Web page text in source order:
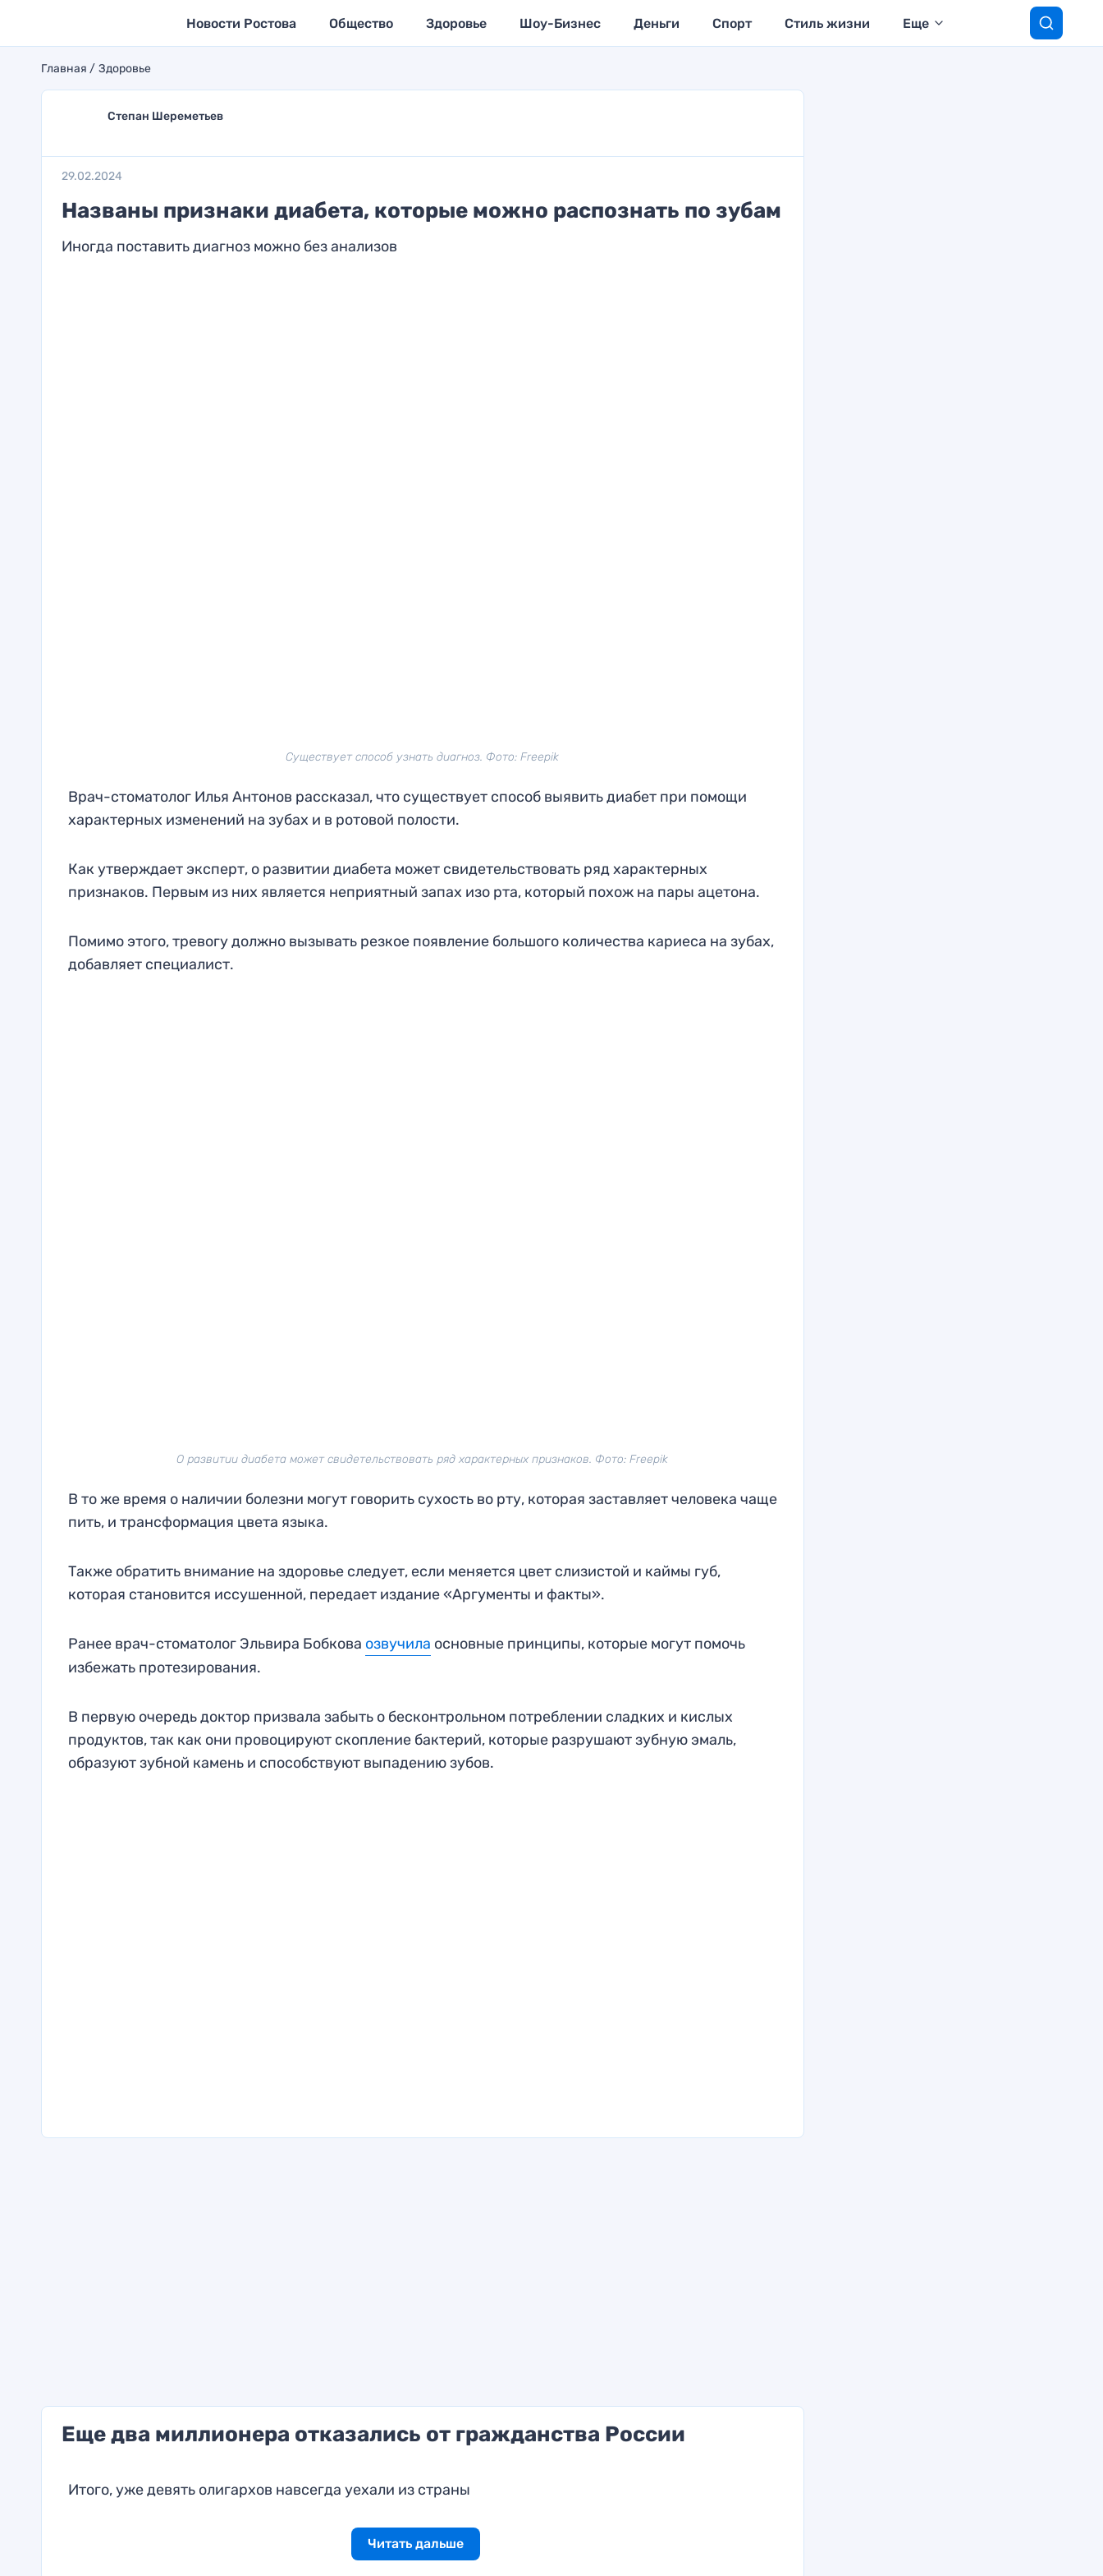
Новости Ростова Общество Здоровье Шоу-Бизнес Деньги Спорт Стиль жизни Еще
Главная Здоровье
Степан Шереметьев
29.02.2024
Названы признаки диабета, которые можно распознать по зубам
Иногда поставить диагноз можно без анализов
Cуществует способ узнать диагноз. Фото: Freepik
Врач-стоматолог Илья Антонов рассказал, что существует способ выявить диабет при помощи
характерных изменений на зубах и в ротовой полости.
Как утверждает эксперт, о развитии диабета может свидетельствовать ряд характерных
признаков. Первым из них является неприятный запах изо рта, который похож на пары ацетона.
Помимо этого, тревогу должно вызывать резкое появление большого количества кариеса на зубах,
добавляет специалист.
О развитии диабета может свидетельствовать ряд характерных признаков. Фото: Freepik
В то же время о наличии болезни могут говорить сухость во рту, которая заставляет человека чаще
пить, и трансформация цвета языка.
Также обратить внимание на здоровье следует, если меняется цвет слизистой и каймы губ,
которая становится иссушенной, передает издание «Аргументы и факты».
Ранее врач-стоматолог Эльвира Бобкова озвучила основные принципы, которые могут помочь
избежать протезирования.
В первую очередь доктор призвала забыть о бесконтрольном потреблении сладких и кислых
продуктов, так как они провоцируют скопление бактерий, которые разрушают зубную эмаль,
образуют зубной камень и способствуют выпадению зубов.
Еще два миллионера отказались от гражданства России
Итого, уже девять олигархов навсегда уехали из страны
Читать дальше